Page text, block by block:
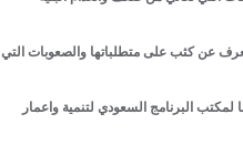
عن كثب على متطلباتها والصعوبات التي
البرنامج السعودي لتنمية واعمار